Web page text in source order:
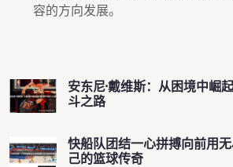
容的方向发展。
安东尼·戴维斯：从困境中崛
斗之路
快船队团结一心拼搏向前用
己的篮球传奇